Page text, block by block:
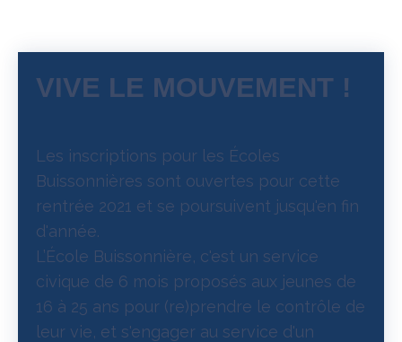
VIVE LE MOUVEMENT !
Les inscriptions pour les Écoles
Buissonnières sont ouvertes pour cette
rentrée 2021 et se poursuivent jusqu'en fin
d'année.
L’École Buissonnière, c'est un service
civique de 6 mois proposés aux jeunes de
16 à 25 ans pour (re)prendre le contrôle de
leur vie, et s'engager au service d'un